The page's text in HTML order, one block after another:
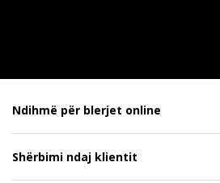
Ndihmë për blerjet online
Shërbimi ndaj klientit